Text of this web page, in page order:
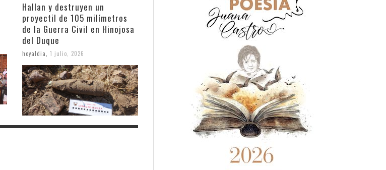
Hallan y destruyen un
proyectil de 105 milímetros
de la Guerra Civil en Hinojosa
del Duque
hoyaldia 1 julio, 2026